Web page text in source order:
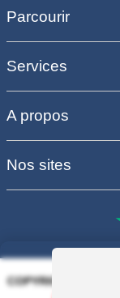
Parcourir
Services
A propos
Nos sites
COPYRIGHT 2006 -